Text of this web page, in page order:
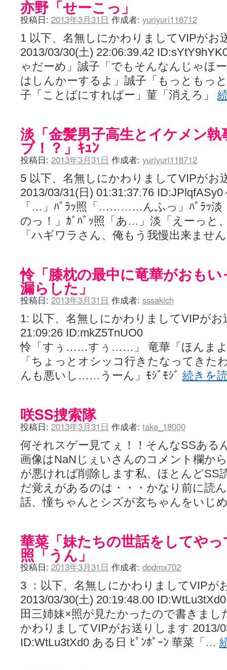
亦野「せーこっ」
投稿日: 2013年3月31日 作成者: yuriyuri118712
1 以下、名無しにかわりましてVIPがお
2013/03/30(土) 22:06:39.42
ゃだーめ」誠子「でもそんなんじゃほ
はしんかーするよ」誠子「もっともっ
子「ことばにすればー」菫「消えろ」
淡「金髪男子高生とイケメン
ブ！？」ｷｭﾝ
投稿日: 2013年3月31日 作成者: yuriyuri118712
5 以下、名無しにかわりましてVIPがお
2013/03/31(日) 01:31:37.76
「…」ﾊﾟﾗｯ照「…………んふっ」ﾊﾟﾗｯ淡
のっ！」ｶﾞﾊﾞｯ照「あ…」淡「えーっと
「ハギワラさん、俺もう我慢出来ませ
怜「膝枕の最中に竜華がおも
漏らした」
投稿日: 2013年3月31日 作成者: sssakich
1: 以下、名無しにかわりましてVIPがお
21:09:26 ID:mkZ5TnUO0
怜「すぅ……すぅ……」 竜華「ほんまよ
「ちょっとオシッコ行きたなってきた
んも悪いし……うーん」ﾓｼﾞﾓｼﾞ 続きを
咲SS捜索隊
投稿日: 2013年3月31日 作成者: take_18000
何それスゲー見てぇ！！そんなSSある
画像はNaNじぇいさんのコメント欄か
が悪ければ削除します私、ほとんどSS
だ覚えがあるのは・・・かなり前に読
話、憧ちゃんとシズが玄ちゃんをいじ
華菜「妹たちの世話をしてや
照「うん」
投稿日: 2013年3月31日 作成者: dpdmx702
3 ：以下、名無しにかわりましてVIPが
2013/03/30(土) 20:19:48.00
田三姉妹×照が見たかったので書きまし
かわりましてVIPがお送りします 2013/
ID:WtLu3tXd0 ある日 ﾋﾟﾝﾎﾟｰﾝ 華菜「…